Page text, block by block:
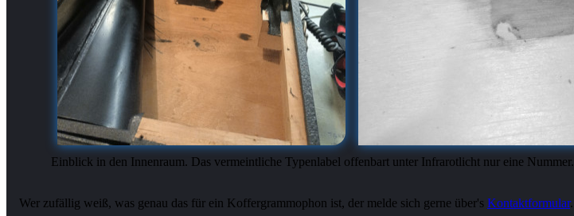
Einblick in den Innenraum. Das vermeintliche Typenlabel offenbart unter Infrarotlicht nur eine Nummer.
Wer zufällig weiß, was genau das für ein Koffergrammophon ist, der melde sich gerne über's Kontaktformular.